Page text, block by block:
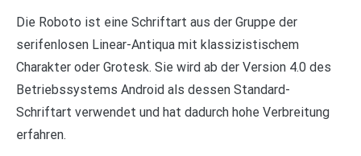
Die Roboto ist eine Schriftart aus der Gruppe der
serifenlosen Linear-Antiqua mit klassizistischem
Charakter oder Grotesk. Sie wird ab der Version 4.0 des
Betriebssystems Android als dessen Standard-
Schriftart verwendet und hat dadurch hohe Verbreitung
erfahren.